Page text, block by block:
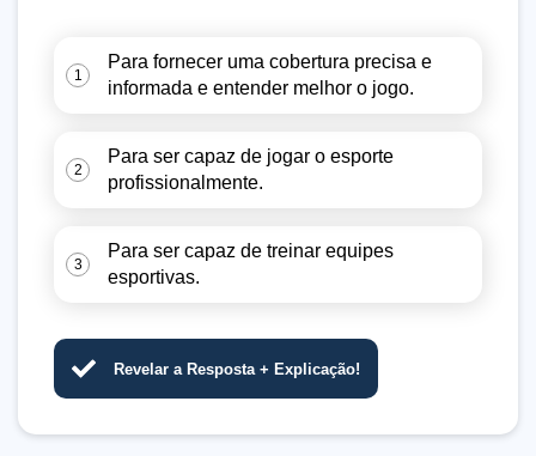
1
Para fornecer uma cobertura precisa e
informada e entender melhor o jogo.
2
Para ser capaz de jogar o esporte
profissionalmente.
3
Para ser capaz de treinar equipes
esportivas.
Revelar a Resposta + Explicação!